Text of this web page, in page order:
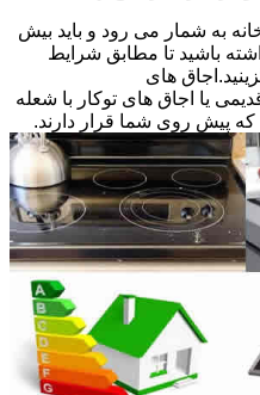
به شمار می رود و باید بیش
باشید تا مطابق شرایط
های
یا اجاق های توکار با شعله
که پیش روی شما قرار دارند.